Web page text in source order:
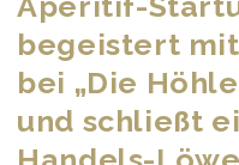
begeistert
bei „Die
und schließt